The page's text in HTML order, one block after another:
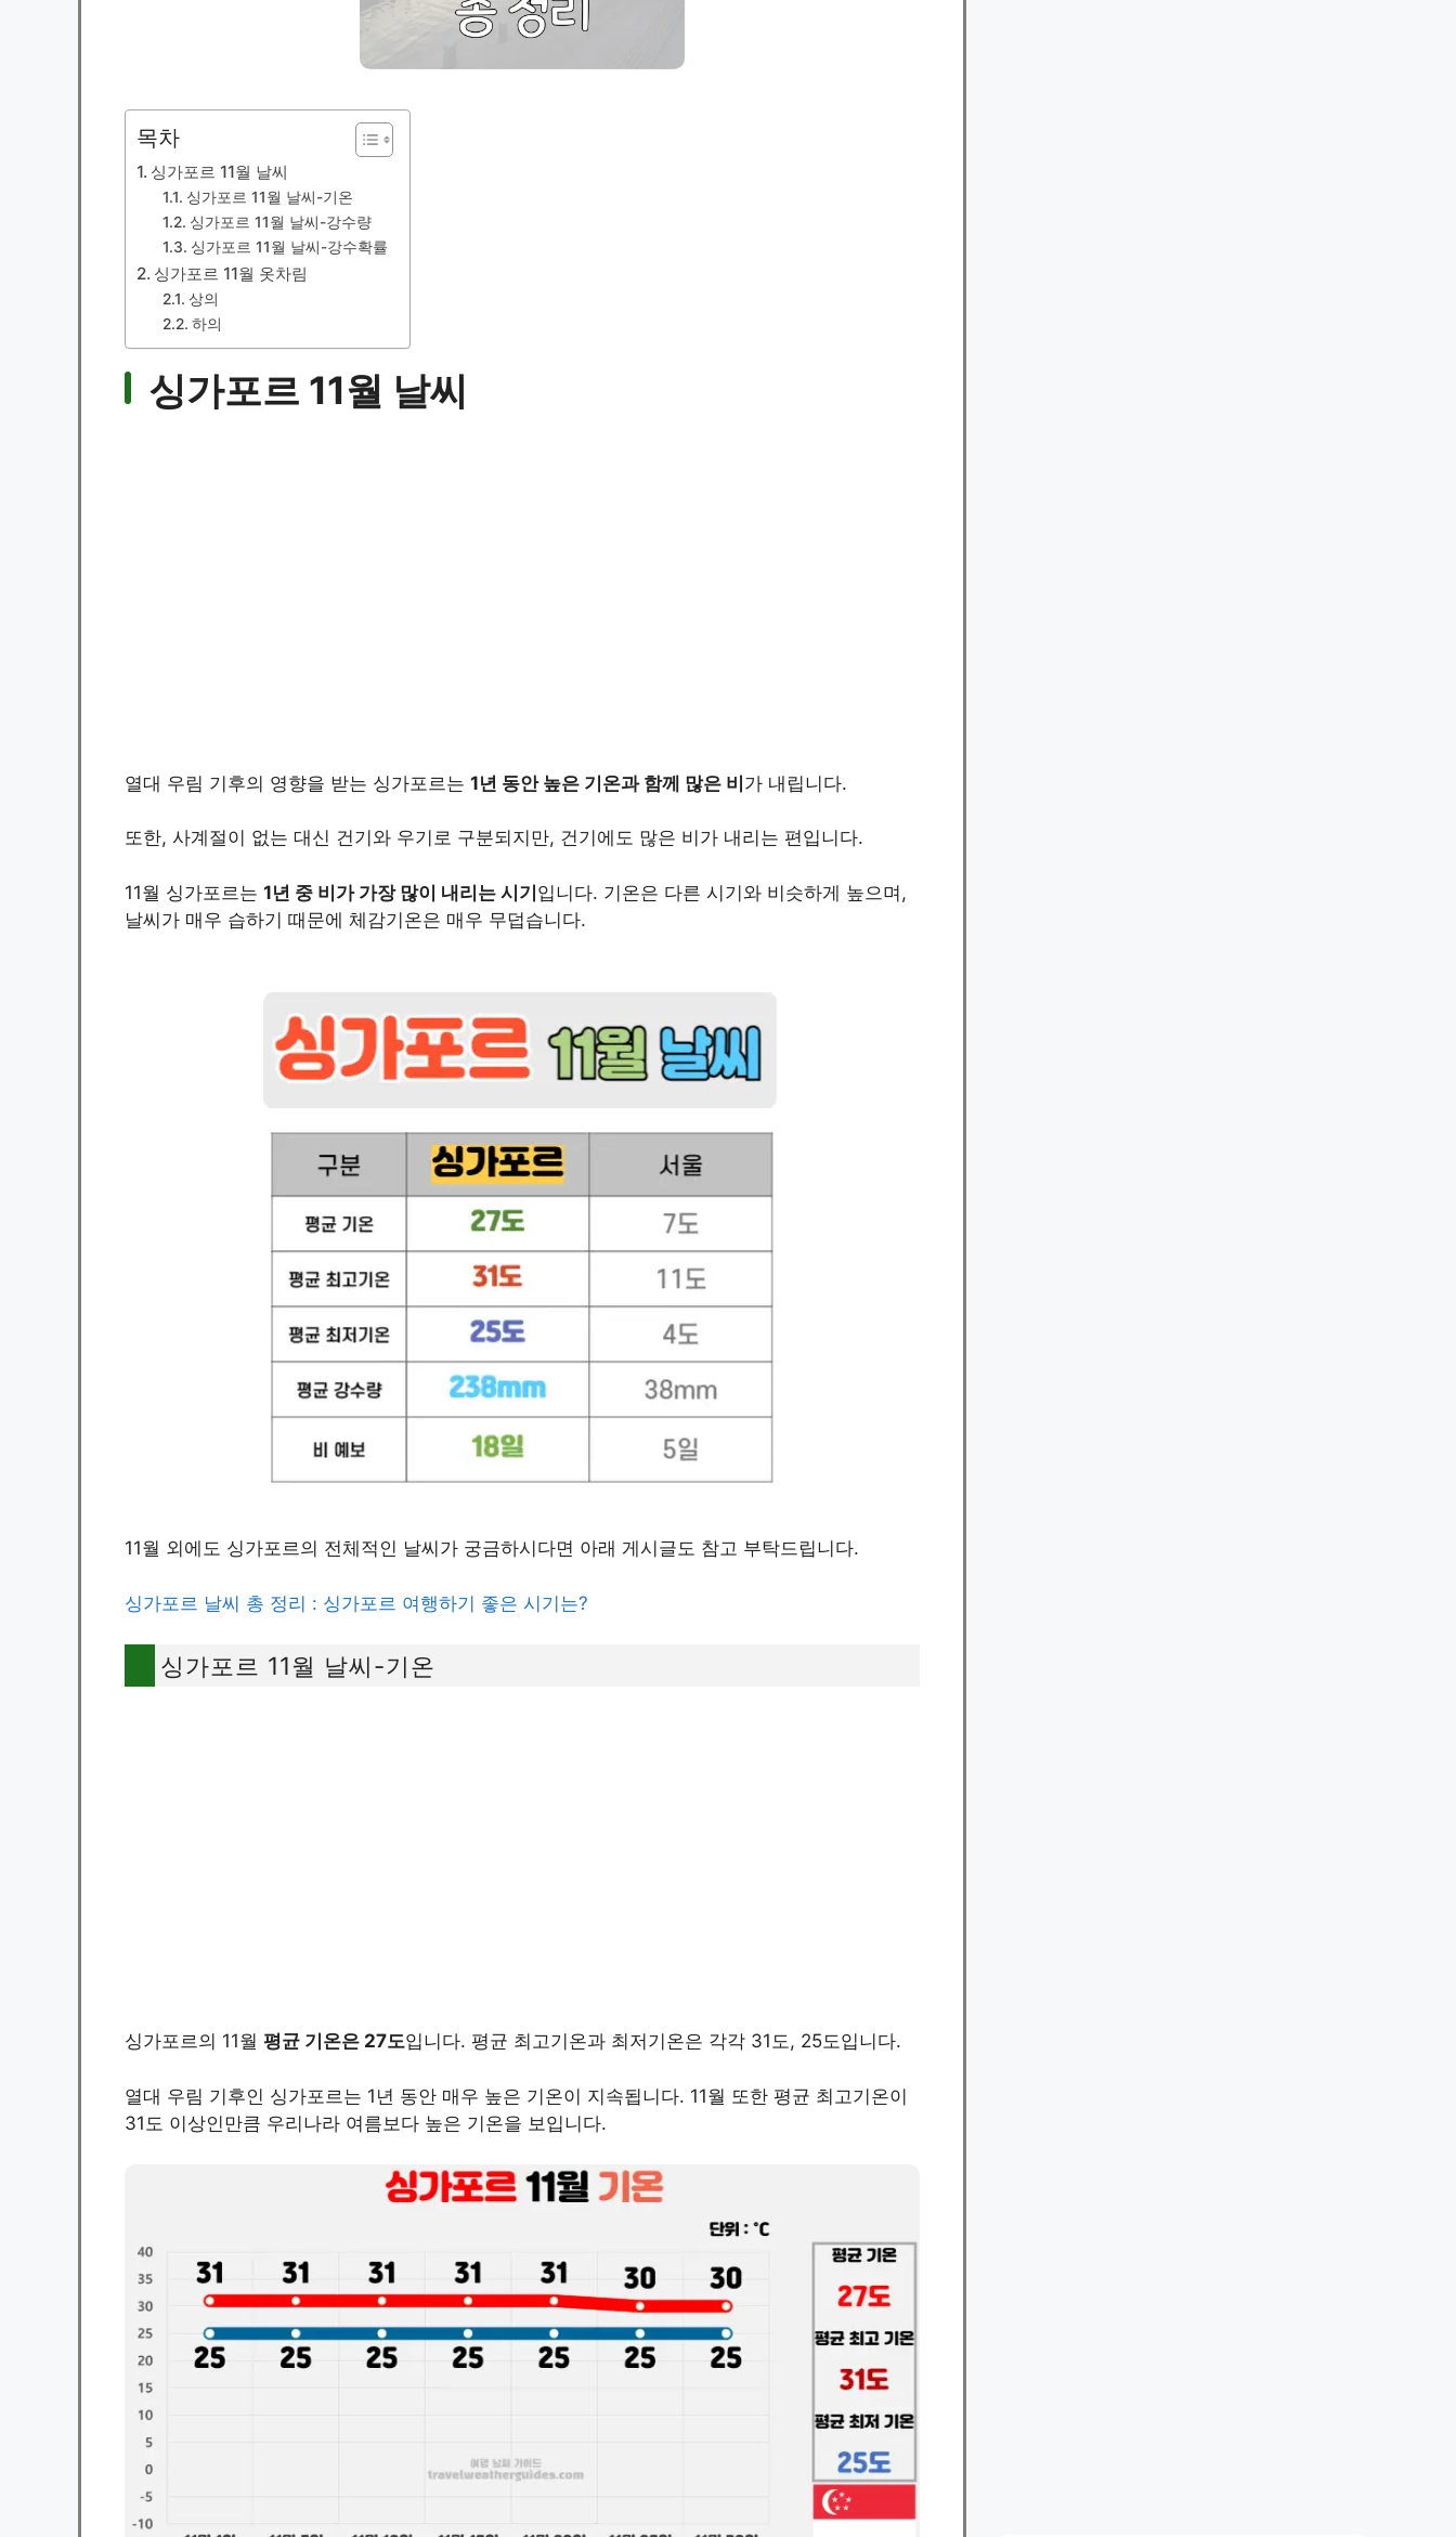
목차
싱가포르 11월 날씨
싱가포르 11월 날씨-기온
싱가포르 11월 날씨-강수량
싱가포르 11월 날씨-강수확률
싱가포르 11월 옷차림
상의
하의
싱가포르 11월 날씨
열대 우림 기후의 영향을 받는 싱가포르는 1년 동안 높은 기온과 함께 많은 비가 내립니다.
또한, 사계절이 없는 대신 건기와 우기로 구분되지만, 건기에도 많은 비가 내리는 편입니다.
11월 싱가포르는 1년 중 비가 가장 많이 내리는 시기입니다. 기온은 다른 시기와 비슷하게 높으며,
날씨가 매우 습하기 때문에 체감기온은 매우 무덥습니다.
11월 외에도 싱가포르의 전체적인 날씨가 궁금하시다면 아래 게시글도 참고 부탁드립니다.
싱가포르 날씨 총 정리 : 싱가포르 여행하기 좋은 시기는?
싱가포르 11월 날씨-기온
싱가포르의 11월 평균 기온은 27도입니다. 평균 최고기온과 최저기온은 각각 31도, 25도입니다.
열대 우림 기후인 싱가포르는 1년 동안 매우 높은 기온이 지속됩니다. 11월 또한 평균 최고기온이
31도 이상인만큼 우리나라 여름보다 높은 기온을 보입니다.